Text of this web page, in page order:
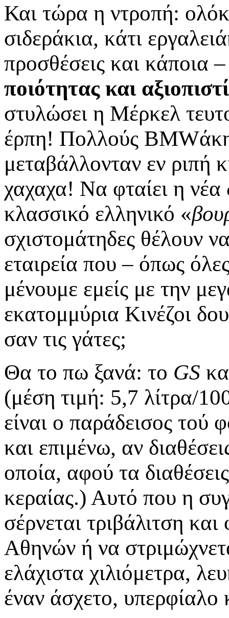
Και τώρα η ντροπή:
σιδεράκια, κάτι
προσθέσεις και
ποιότητας και
στυλώσει η Μέρκελ
έρπη! Πολλούς
μεταβάλλονταν εν ριπή
χαχαχα! Να φταίει η
κλασσικό ελληνικό «
σχιστομάτηδες θέλουν
εταιρεία που – όπως
μένουμε εμείς με την
εκατομμύρια Κινέζοι
σαν τις γάτες;
Θα το πω ξανά: το GS
(μέση τιμή: 5,7 λίτρα/
είναι ο παράδεισος τού
και επιμένω, αν
οποία, αφού τα
κεραίας.) Αυτό που η
σέρνεται τριβάλιτση
Αθηνών ή να
ελάχιστα χιλιόμετρα,
έναν άσχετο, υπερφίαλο